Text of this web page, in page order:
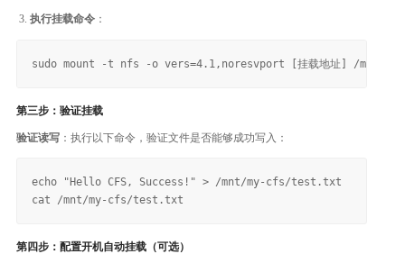
执行挂载命令 ：
第三步：验证挂载
验证读写 ：执行以下命令，验证文件是否能够成功写入：
echo "Hello CFS, Success!" > /mnt/my-cfs/test.txt
第四步：配置开机自动挂载（可选）